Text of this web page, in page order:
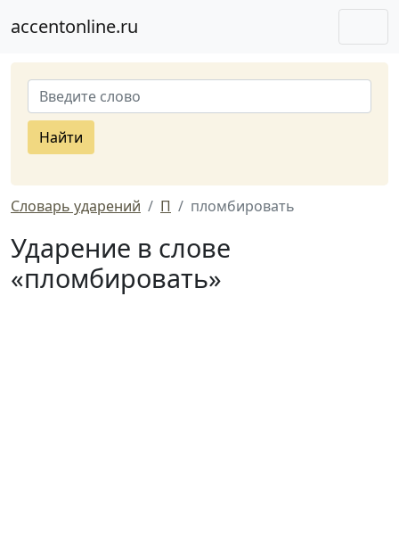
accentonline.ru
Найти
Словарь ударений П пломбировать
Ударение в слове
«пломбировать»